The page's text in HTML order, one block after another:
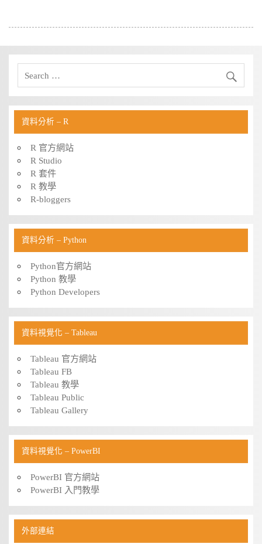
資料分析 – R
R 官方網站
R Studio
R 套件
R 教學
R-bloggers
資料分析 – Python
Python官方網站
Python 教學
Python Developers
資料視覺化 – Tableau
Tableau 官方網站
Tableau FB
Tableau 教學
Tableau Public
Tableau Gallery
資料視覺化 – PowerBI
PowerBI 官方網站
PowerBI 入門教學
外部連結